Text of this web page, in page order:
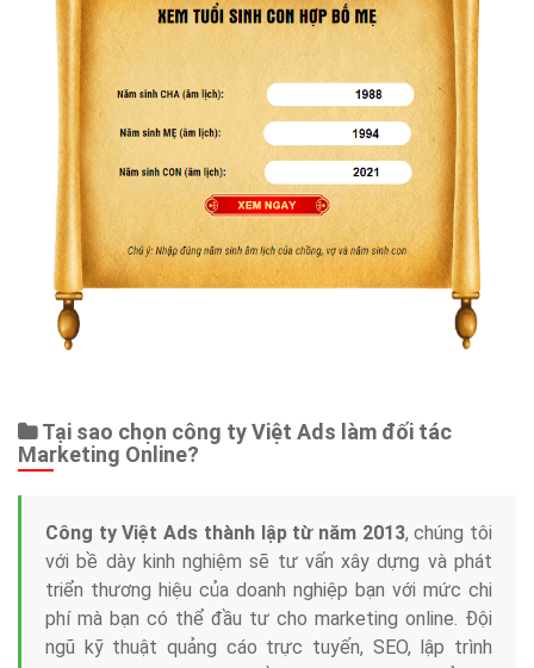
Tại sao chọn công ty Việt Ads làm đối tác
Marketing Online?
Công ty Việt Ads thành lập từ năm 2013, chúng tôi
với bề dày kinh nghiệm sẽ tư vấn xây dựng và phát
triển thương hiệu của doanh nghiệp bạn với mức chi
phí mà bạn có thể đầu tư cho marketing online. Đội
ngũ kỹ thuật quảng cáo trực tuyến, SEO, lập trình